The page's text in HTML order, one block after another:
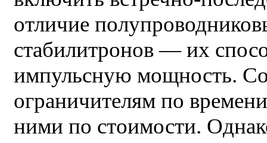
отличие
стабилитронов — их
импульсную мощность.
ограничителям по
ними по стоимости.